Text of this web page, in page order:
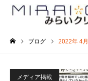
ブログ 2022年 4
メディア掲載